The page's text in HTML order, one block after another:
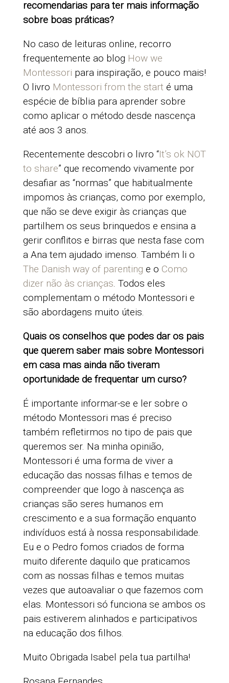
recomendarias para ter mais informação
sobre boas práticas?
No caso de leituras online, recorro
frequentemente ao blog How we
Montessori para inspiração, e pouco mais!
O livro Montessori from the start é uma
espécie de bíblia para aprender sobre
como aplicar o método desde nascença
até aos 3 anos.
Recentemente descobri o livro “It’s ok NOT
to share” que recomendo vivamente por
desafiar as “normas” que habitualmente
impomos às crianças, como por exemplo,
que não se deve exigir às crianças que
partilhem os seus brinquedos e ensina a
gerir conflitos e birras que nesta fase com
a Ana tem ajudado imenso. Também li o
The Danish way of parenting e o Como
dizer não às crianças. Todos eles
complementam o método Montessori e
são abordagens muito úteis.
Quais os conselhos que podes dar os pais
que querem saber mais sobre Montessori
em casa mas ainda não tiveram
oportunidade de frequentar um curso?
É importante informar-se e ler sobre o
método Montessori mas é preciso
também refletirmos no tipo de pais que
queremos ser. Na minha opinião,
Montessori é uma forma de viver a
educação das nossas filhas e temos de
compreender que logo à nascença as
crianças são seres humanos em
crescimento e a sua formação enquanto
indivíduos está à nossa responsabilidade.
Eu e o Pedro fomos criados de forma
muito diferente daquilo que praticamos
com as nossas filhas e temos muitas
vezes que autoavaliar o que fazemos com
elas. Montessori só funciona se ambos os
pais estiverem alinhados e participativos
na educação dos filhos.
Muito Obrigada Isabel pela tua partilha!